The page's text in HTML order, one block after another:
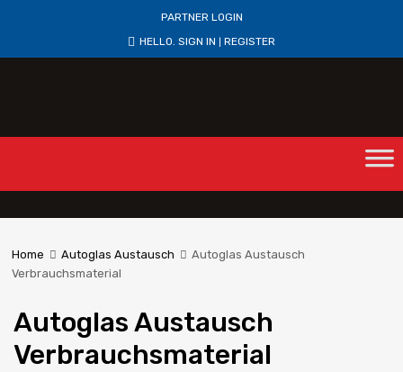
PARTNER LOGIN
HELLO. SIGN IN REGISTER
Home Autoglas Austausch
Autoglas Austausch
Verbrauchsmaterial
Autoglas Austausch
Verbrauchsmaterial